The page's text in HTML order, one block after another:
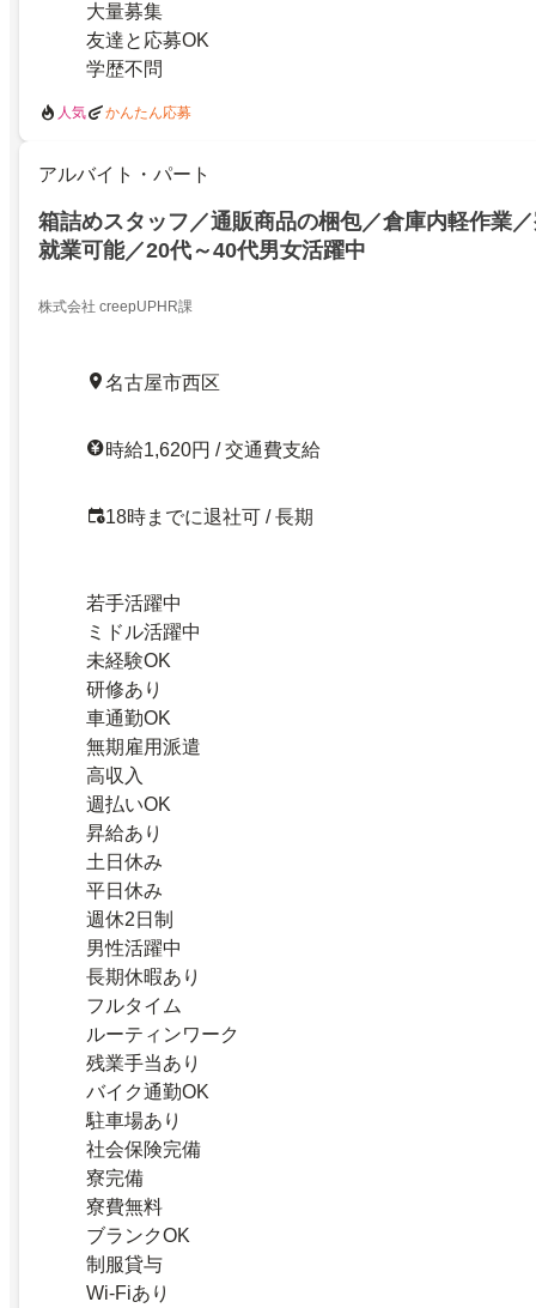
大量募集
友達と応募OK
学歴不問
人気 かんたん応募
アルバイト・パート
箱詰めスタッフ／通販商品の梱包／倉庫内軽作業
就業可能／20代～40代男女活躍中
株式会社 creepUPHR課
名古屋市西区
時給1,620円 / 交通費支給
18時までに退社可 / 長期
若手活躍中
ミドル活躍中
未経験OK
研修あり
車通勤OK
無期雇用派遣
高収入
週払いOK
昇給あり
土日休み
平日休み
週休2日制
男性活躍中
長期休暇あり
フルタイム
ルーティンワーク
残業手当あり
バイク通勤OK
駐車場あり
社会保険完備
寮完備
寮費無料
ブランクOK
制服貸与
Wi-Fiあり